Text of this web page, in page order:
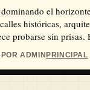
el
históricas,
probarse sin prisas.
San Miguel y
más importantes del
POR ADMINPRINCIPAL